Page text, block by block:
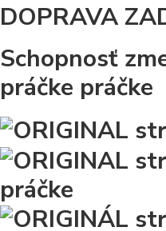
DOPRAVA
Schopnosť
práčke práčke
práčke